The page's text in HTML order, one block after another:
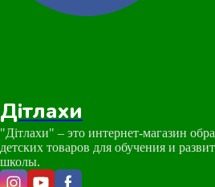
Дітлахи
"Дітлахи" – это интернет-магазин
детских товаров для обучения и
школы.